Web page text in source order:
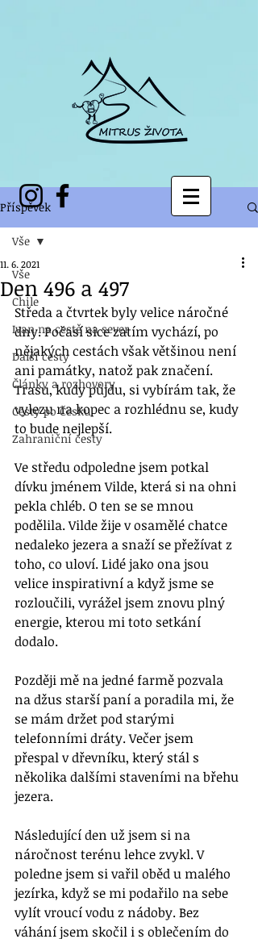
Příspěvek
Vše
Chile
Ivan na cestě na sever
Další cesty
Články a rozhovory
Cesty po Česku
Zahraniční cesty
Vše
Den 496 a 497
11. 6. 2021
Středa a čtvrtek byly velice náročné
dny. Počasí sice zatím vychází, po
nějakých cestách však většinou není
ani památky, natož pak značení.
Trasu, kudy půjdu, si vybírám tak, že
vylezu na kopec a rozhlédnu se, kudy
to bude nejlepší.
Ve středu odpoledne jsem potkal
dívku jménem Vilde, která si na ohni
pekla chléb. O ten se se mnou
podělila. Vilde žije v osamělé chatce
nedaleko jezera a snaží se přežívat z
toho, co uloví. Lidé jako ona jsou
velice inspirativní a když jsme se
rozloučili, vyrážel jsem znovu plný
energie, kterou mi toto setkání
dodalo.
Později mě na jedné farmě pozvala
na džus starší paní a poradila mi, že
se mám držet pod starými
telefonními dráty. Večer jsem
přespal v dřevníku, který stál s
několika dalšími staveními na břehu
jezera.
Následující den už jsem si na
náročnost terénu lehce zvykl. V
poledne jsem si vařil oběd u malého
jezírka, když se mi podařilo na sebe
vylít vroucí vodu z nádoby. Bez
váhání jsem skočil i s oblečením do